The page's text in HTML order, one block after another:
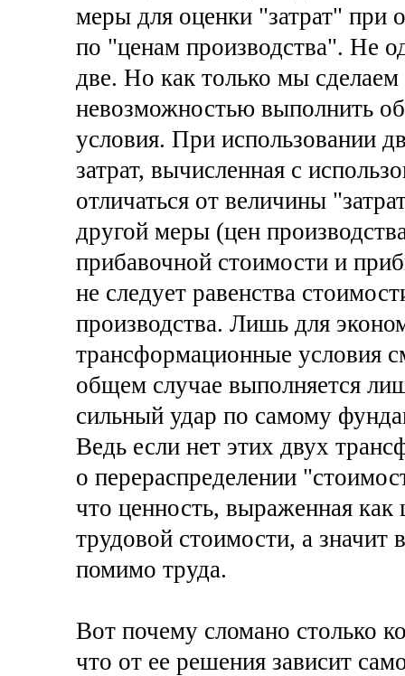
меры для оценки "затрат" при
по "ценам производства". Не
две. Но как только мы
невозможностью выполнить
условия. При использовании
затрат, вычисленная с
отличаться от величины
другой меры (цен
прибавочной стоимости и
не следует равенства
производства. Лишь для
трансформационные условия
общем случае выполняется
сильный удар по самому
Ведь если нет этих двух
о перераспределении
что ценность, выраженная как
трудовой стоимости, а значит
помимо труда.
Вот почему сломано столько
что от ее решения зависит